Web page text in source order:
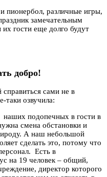
пионербол, различные игры,
замечательным
гости еще долго будут
добро!
сами не в
таки озвучила:
подопечных в гости в
смена обстановки и
А наш небольшой
сделать это, потому что
Есть в
на 19 человек – общий,
директор которого